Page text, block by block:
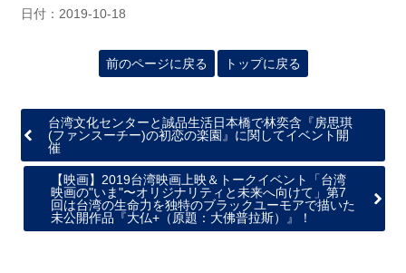
日付：2019-10-18
前のページに戻る トップに戻る
台湾文化センターと誠品生活日本橋で林奕含『房思琪
(ファンスーチー)の初恋の楽園』に関してイベント開
催
【映画】2019台湾映画上映＆トークイベント「台湾
映画の"いま"〜オリジナリティと未来へ向けて」第7
回は台湾の生命力を独特のブラックユーモアで描いた
未公開作品『大仏+（原題：大佛普拉斯）』！